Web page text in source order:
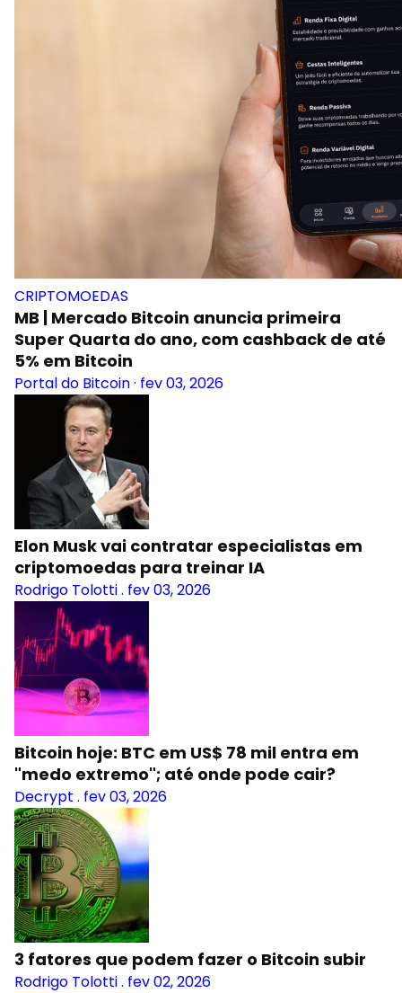
CRIPTOMOEDAS
MB | Mercado Bitcoin anuncia primeira
Super Quarta do ano, com cashback de até
5% em Bitcoin
Portal do Bitcoin· fev 03, 2026
Elon Musk vai contratar especialistas em
criptomoedas para treinar IA
Rodrigo Tolotti. fev 03, 2026
Bitcoin hoje: BTC em US$ 78 mil entra em
"medo extremo"; até onde pode cair?
Decrypt . fev 03, 2026
3 fatores que podem fazer o Bitcoin subir
Rodrigo Tolotti. fev 02, 2026